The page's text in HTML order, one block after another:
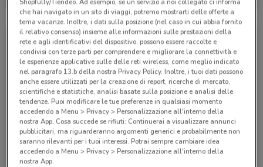
Ferplast Ferplast
che hai navigato in un sito di viaggi, potremo mostrarti delle offerte a
tema vacanze. Inoltre, i dati sulla posizione (nel caso in cui abbia fornito
il relativo consenso) insieme alle informazioni sulle prestazioni della
rete e agli identificativi del dispositivo, possono essere raccolte e
condivisi con terze parti per comprendere e migliorare la connettività e
le esperienze applicative sulle delle reti wireless, come meglio indicato
nel paragrafo 13.b della nostra Privacy Policy. Inoltre, i tuoi dati possono
anche essere utilizzati per la creazione di report, ricerche di mercato,
scientifiche e statistiche, analisi basate sulla posizione e analisi delle
tendenze. Puoi modificare le tue preferenze in qualsiasi momento
accedendo a Menu > Privacy > Personalizzazione all'interno della
nostra App. Cosa succede se rifiuti: Continuerai a visualizzare annunci
pubblicitari, ma riguarderanno argomenti generici e probabilmente non
saranno rilevanti per i tuoi interessi. Potrai sempre cambiare idea
accedendo a Menu > Privacy > Personalizzazione all'interno della
nostra App.